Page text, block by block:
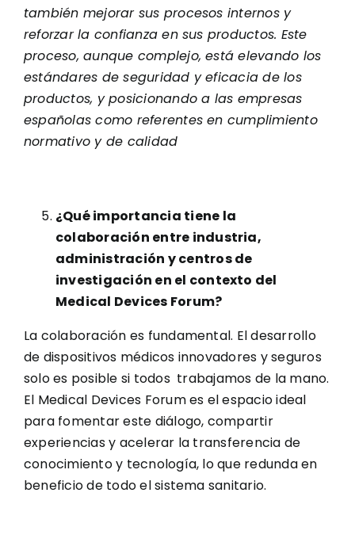
también mejorar sus procesos internos y
reforzar la confianza en sus productos. Este
proceso, aunque complejo, está elevando los
estándares de seguridad y eficacia de los
productos, y posicionando a las empresas
españolas como referentes en cumplimiento
normativo y de calidad
¿Qué importancia tiene la
colaboración entre industria,
administración y centros de
investigación en el contexto del
Medical Devices Forum?
La colaboración es fundamental. El desarrollo
de dispositivos médicos innovadores y seguros
solo es posible si todos trabajamos de la mano.
El Medical Devices Forum es el espacio ideal
para fomentar este diálogo, compartir
experiencias y acelerar la transferencia de
conocimiento y tecnología, lo que redunda en
beneficio de todo el sistema sanitario.